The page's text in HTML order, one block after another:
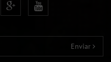
Enviar